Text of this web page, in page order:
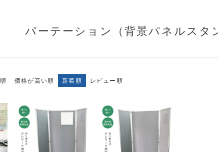
パーテーション（背景パネルスタ
価格が高い順 新着順 レビュー順